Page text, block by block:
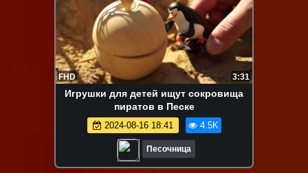
FHD 3:31
Игрушки для детей ищут сокровища
пиратов в Песке
2024-08-16 18:41 4.5K
Песочница